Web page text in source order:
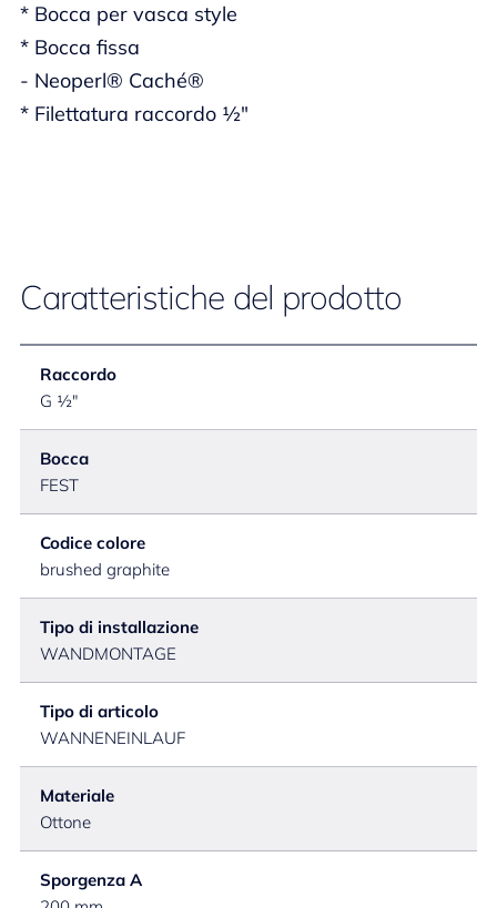
* Bocca per vasca style
* Bocca fissa
- Neoperl® Caché®
* Filettatura raccordo ½"
Caratteristiche del prodotto
Raccordo
G ½"
Bocca
FEST
Codice colore
brushed graphite
Tipo di installazione
WANDMONTAGE
Tipo di articolo
WANNENEINLAUF
Materiale
Ottone
Sporgenza A